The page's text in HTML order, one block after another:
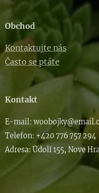
Obchod
Kontaktujte nás
Často se ptáte
Kontakt
E-mail: woob
Telefon: +420 776 757 294
Adresa: Údolí 155, Nove